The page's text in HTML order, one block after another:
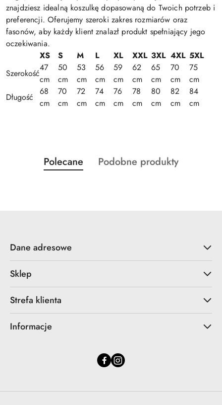
znajdziesz idealną koszulkę dopasowaną do Twoich potrzeb i
preferencji. Oferujemy szeroki zakres rozmiarów oraz
fasonów, aby każdy klient znalazł produkt spełniający jego
oczekiwania.
XS
S M L XL XXL 3XL 4XL 5XL
Szerokość
47
cm
50
cm
53
cm
56
cm
59
cm
62
cm
65
cm
70
cm
75
cm
Długość
68
cm
70
cm
72
cm
74
cm
76
cm
78
cm
80
cm
82
cm
84
cm
Pomiń karuzelę produktów
Produkty
o
Polecane
Produkty
Podobne produkty
Dane adresowe
Sklep
Strefa klienta
Informacje